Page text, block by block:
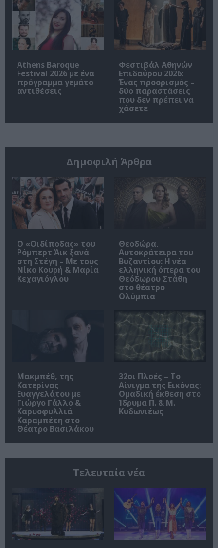
Athens Baroque
Festival 2026 με ένα
πρόγραμμα γεμάτο
αντιθέσεις
Φεστιβάλ Αθηνών
Επιδαύρου 2026:
Ένας προορισμός –
δύο παραστάσεις
που δεν πρέπει να
χάσετε
Δημοφιλή Άρθρα
O «Οιδίποδας» του
Ρόμπερτ Άικ ξανά
στη Στέγη – Με τους
Νίκο Κουρή & Μαρία
Κεχαγιόγλου
Θεοδώρα,
Αυτοκράτειρα του
Βυζαντίου: Η νέα
ελληνική όπερα του
Θεόδωρου Στάθη
στο θέατρο
Ολύμπια
Μακμπέθ, της
Κατερίνας
Ευαγγελάτου με
Γιώργο Γάλλο &
Καρυοφυλλιά
Καραμπέτη στο
Θέατρο Βασιλάκου
32οι Πλοές – Το
Αίνιγμα της Εικόνας:
Ομαδική έκθεση στο
Ίδρυμα Π. & Μ.
Κυδωνιέως
Τελευταία νέα